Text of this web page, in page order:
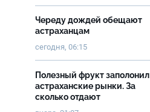
Череду дождей обещают
астраханцам
сегодня, 06:15
Полезный фрукт заполонил
астраханские рынки. За
сколько отдают